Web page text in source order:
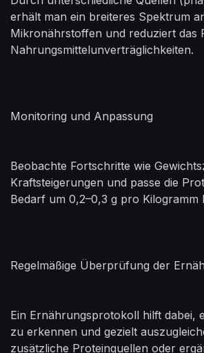
erhält man ein breiteres Spektrum
Mikronährstoffen und reduziert das
Nahrungsmittelunverträglichkeiten.
Monitoring und Anpassung
Beobachte Fortschritte wie
Kraftsteigerungen und passe die
Bedarf um 0,2–0,3 g pro Kilogramm
Regelmäßige Überprüfung der
Ein Ernährungsprotokoll hilft dabei,
zu erkennen und gezielt
zusätzliche Proteinquellen oder